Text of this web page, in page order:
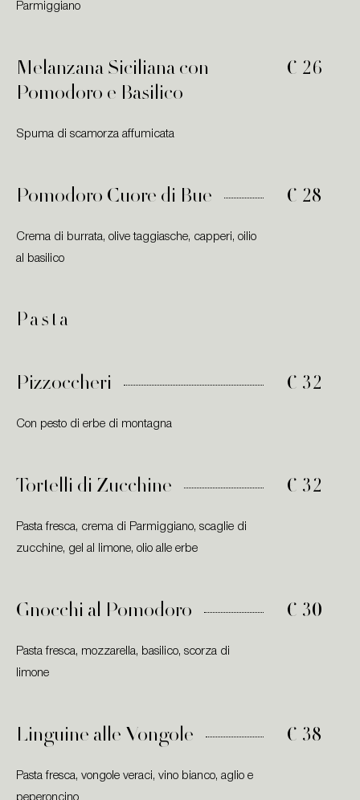
Parmiggiano
Melanzana Siciliana con
Pomodoro e Basilico
€ 26
Spuma di scamorza affumicata
Pomodoro Cuore di Bue € 28
Crema di burrata, olive taggiasche, capperi, oilio
al basilico
Pasta
Pizzoccheri € 32
Con pesto di erbe di montagna
Tortelli di Zucchine € 32
Pasta fresca, crema di Parmiggiano, scaglie di
zucchine, gel al limone, olio alle erbe
Gnocchi al Pomodoro € 30
Pasta fresca, mozzarella, basilico, scorza di
limone
Linguine alle Vongole € 38
Pasta fresca, vongole veraci, vino bianco, aglio e
peperoncino